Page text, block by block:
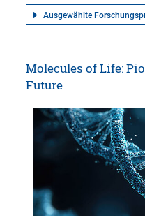
Ausgewählte
Molecules of Life:
Future